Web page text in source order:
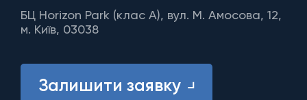
БЦ Horizon Park (клас A), вул. М. Амосова, 12,
м. Київ, 03038
Залишити заявку